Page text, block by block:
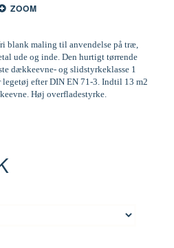
ZOOM
blank maling til anvendelse på træ,
ude og inde. Den hurtigt tørrende
dækkeevne- og slidstyrkeklasse 1
efter DIN EN 71-3. Indtil 13 m2
Høj overfladestyrke.